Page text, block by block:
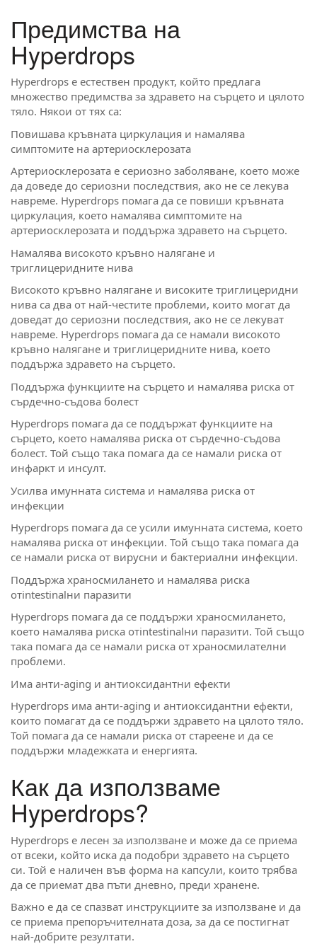
Предимства на
Hyperdrops
Hyperdrops е естествен продукт, който предлага
множество предимства за здравето на сърцето и цялото
тяло. Някои от тях са:
Повишава кръвната циркулация и намалява
симптомите на артериосклерозата
Артериосклерозата е сериозно заболяване, което може
да доведе до сериозни последствия, ако не се лекува
навреме. Hyperdrops помага да се повиши кръвната
циркулация, което намалява симптомите на
артериосклерозата и поддържа здравето на сърцето.
Намалява високото кръвно налягане и
триглицеридните нива
Високото кръвно налягане и високите триглицеридни
нива са два от най-честите проблеми, които могат да
доведат до сериозни последствия, ако не се лекуват
навреме. Hyperdrops помага да се намали високото
кръвно налягане и триглицеридните нива, което
поддържа здравето на сърцето.
Поддържа функциите на сърцето и намалява риска от
сърдечно-съдова болест
Hyperdrops помага да се поддържат функциите на
сърцето, което намалява риска от сърдечно-съдова
болест. Той също така помага да се намали риска от
инфаркт и инсулт.
Усилва имунната система и намалява риска от
инфекции
Hyperdrops помага да се усили имунната система, което
намалява риска от инфекции. Той също така помага да
се намали риска от вирусни и бактериални инфекции.
Поддържа храносмилането и намалява риска
отintestinalни паразити
Hyperdrops помага да се поддържи храносмилането,
което намалява риска отintestinalни паразити. Той също
така помага да се намали риска от храносмилателни
проблеми.
Има анти-aging и антиоксидантни ефекти
Hyperdrops има анти-aging и антиоксидантни ефекти,
които помагат да се поддържи здравето на цялото тяло.
Той помага да се намали риска от стареене и да се
поддържи младежката и енергията.
Как да използваме
Hyperdrops?
Hyperdrops е лесен за използване и може да се приема
от всеки, който иска да подобри здравето на сърцето
си. Той е наличен във форма на капсули, които трябва
да се приемат два пъти дневно, преди хранене.
Важно е да се спазват инструкциите за използване и да
се приема препоръчителната доза, за да се постигнат
най-добрите резултати.